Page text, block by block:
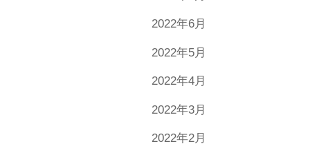
2022年6月
2022年5月
2022年4月
2022年3月
2022年2月